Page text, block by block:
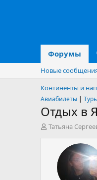
Форумы
Новые
Континенты и
Авиабилеты |
Отдых в
А
Татьяна